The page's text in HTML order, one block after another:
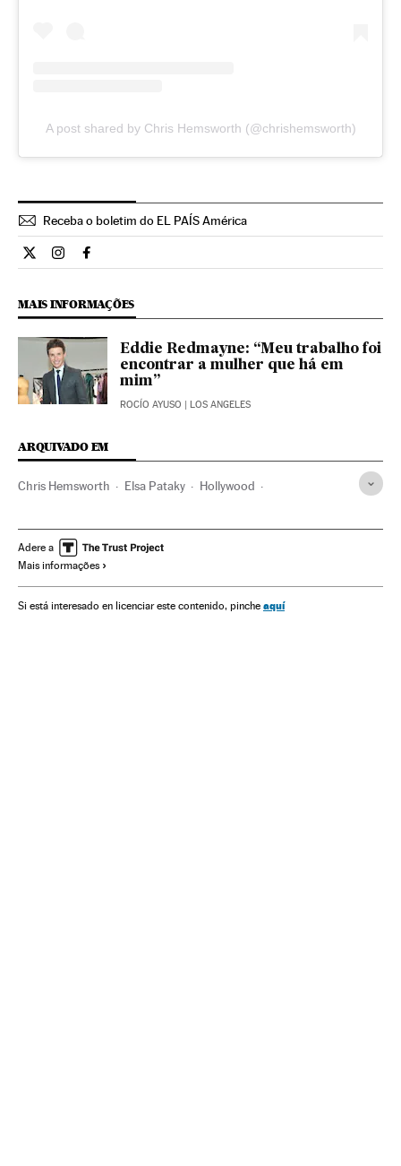
A post shared by Chris Hemsworth (@chrishemsworth)
Receba o boletim do EL PAÍS América
Estilo El País Brasil en Twitter
Estilo El País Brasil en Instagram
Estilo El País Brasil en Facebook
MAIS INFORMAÇÕES
Eddie Redmayne: “Meu trabalho foi
encontrar a mulher que há em
mim”
ROCÍO AYUSO | LOS ANGELES
ARQUIVADO EM
Chris Hemsworth Elsa Pataky Hollywood
Gente Cinema Sociedade
Adere a
Mais informações
Si está interesado en licenciar este contenido, pinche aquí